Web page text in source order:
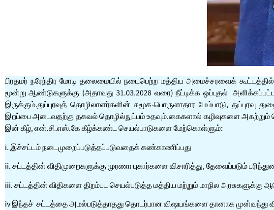
பிரதமர் நரேந்திர மோடி தலைமையில் நடைபெற்ற மத்திய அமைச்சரவைக்
மூன்று ஆண்டுகளுக்கு (அதாவது 31.03.2028 வரை) நீட்டிக்க ஒப்புதல்
இருக்கும்.துப்புரவுத் தொழிலாளர்களின் சமூக-பொருளாதார மேம்பாடு,
இறப்பை அடைவதற்கு தகவல் தொழில்நுட்பம் உதவும்.கைகளால் கழிவுகளை
இன் கீழ், என்.சி.எஸ்.கே கீழ்க்கண்ட செயல்பாடுகளை மேற்கொள்ளும்:
i. இச்சட்டம் நடைமுறைப்படுத்தப்படுவதைக் கண்காணிப்பது
ii. சட்டத்தின் விதிமுறைகளுக்கு முரணா புகார்களை விசாரித்து, தேவைப்படும்
iii. சட்டத்தின் விதிகளை திறம்பட செயல்படுத்த மத்திய மற்றும் மாநில
iv இந்தச் சட்டத்தை அமல்படுத்தாதது தொடர்பான விஷயங்களை தானாக முன்வந்து